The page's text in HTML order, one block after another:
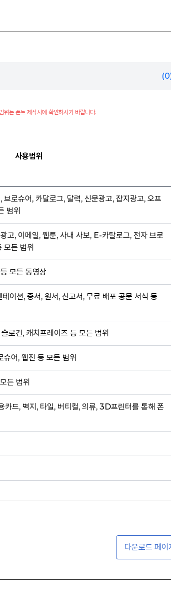
위는 폰트 제작사에 확인하시기 바랍니다.
사용범위
로슈어, 카달로그, 달력, 신문광고, 잡지광고, 오프
범위
고, 이메일, 웹툰, 사내 사보, E-카탈로그, 전자 브로
모든 범위
모든 동영상
이션, 증서, 원서, 신고서, 무료 배포 공문 서식 등
로건, 캐치프레이즈 등 모든 범위
슈어, 웹진 등 모든 범위
든 범위
카드, 벽지, 타일, 버티컬, 의류, 3D프린터를 통해 폰
다운로드 페이